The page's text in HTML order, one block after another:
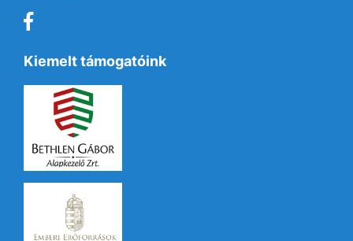
Kiemelt támogatóink